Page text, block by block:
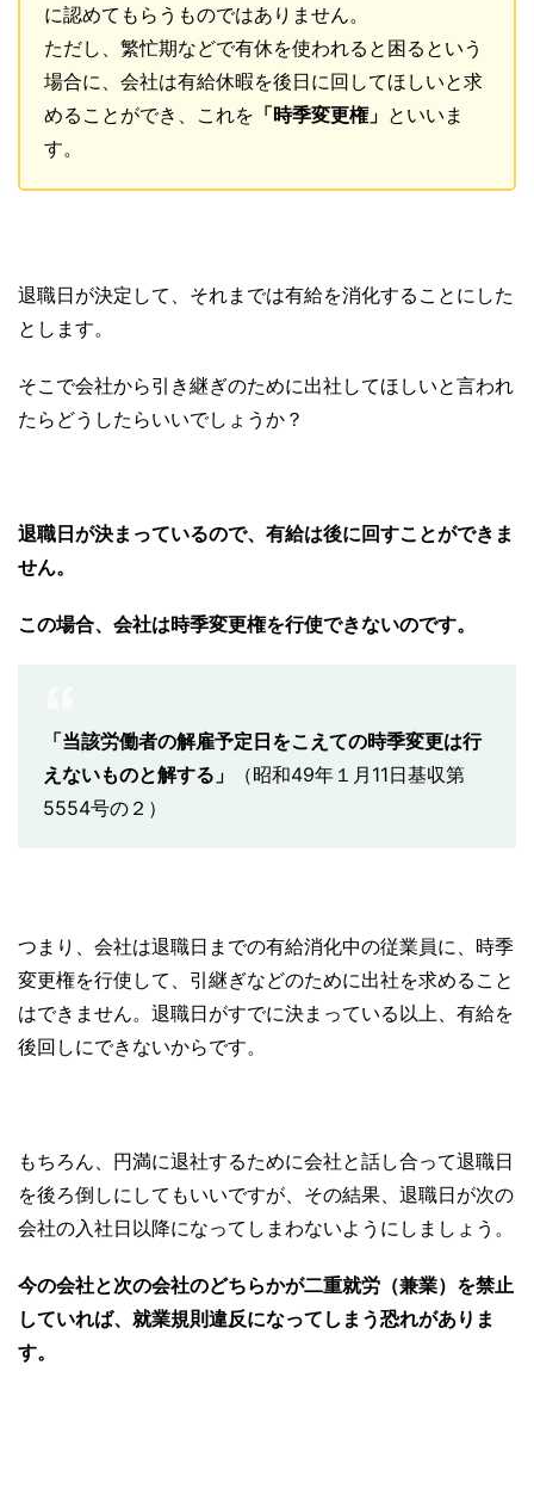
に認めてもらうものではありません。
ただし、繁忙期などで有休を使われると困るという
場合に、会社は有給休暇を後日に回してほしいと求
めることができ、これを 「時季変更権」 といいま
す。
退職日が決定して、それまでは有給を消化することにした
とします。
そこで会社から引き継ぎのために出社してほしいと言われ
たらどうしたらいいでしょうか？
退職日が決まっているので、有給は後に回すことができま
せん。
この場合、会社は時季変更権を行使できないのです。
「当該労働者の解雇予定日をこえての時季変更は行
えないものと解する」
（昭和49年１月11日基収第
5554号の２）
つまり、会社は退職日までの有給消化中の従業員に、時季
変更権を行使して、引継ぎなどのために出社を求めること
はできません。退職日がすでに決まっている以上、有給を
後回しにできないからです。
もちろん、円満に退社するために会社と話し合って退職日
を後ろ倒しにしてもいいですが、その結果、退職日が次の
会社の入社日以降になってしまわないようにしましょう。
今の会社と次の会社のどちらかが二重就労（兼業）を禁止
していれば、就業規則違反になってしまう恐れがありま
す。